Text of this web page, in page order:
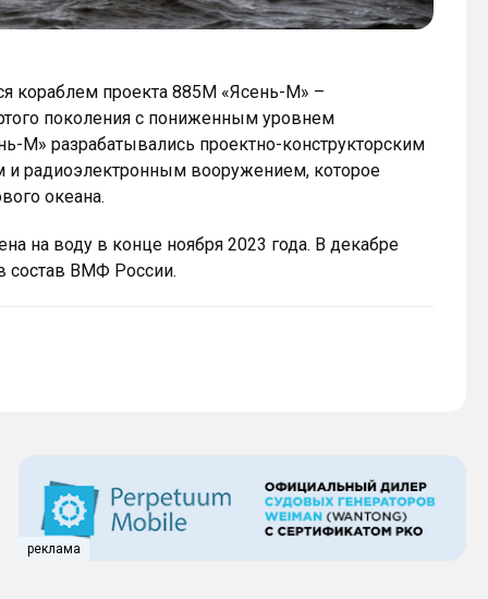
кораблем проекта 885М «Ясень-М» –
поколения с пониженным уровнем
М» разрабатывались проектно-конструкторским
радиоэлектронным вооружением, которое
океана.
на воду в конце ноября 2023 года. В декабре
состав ВМФ России.
реклама